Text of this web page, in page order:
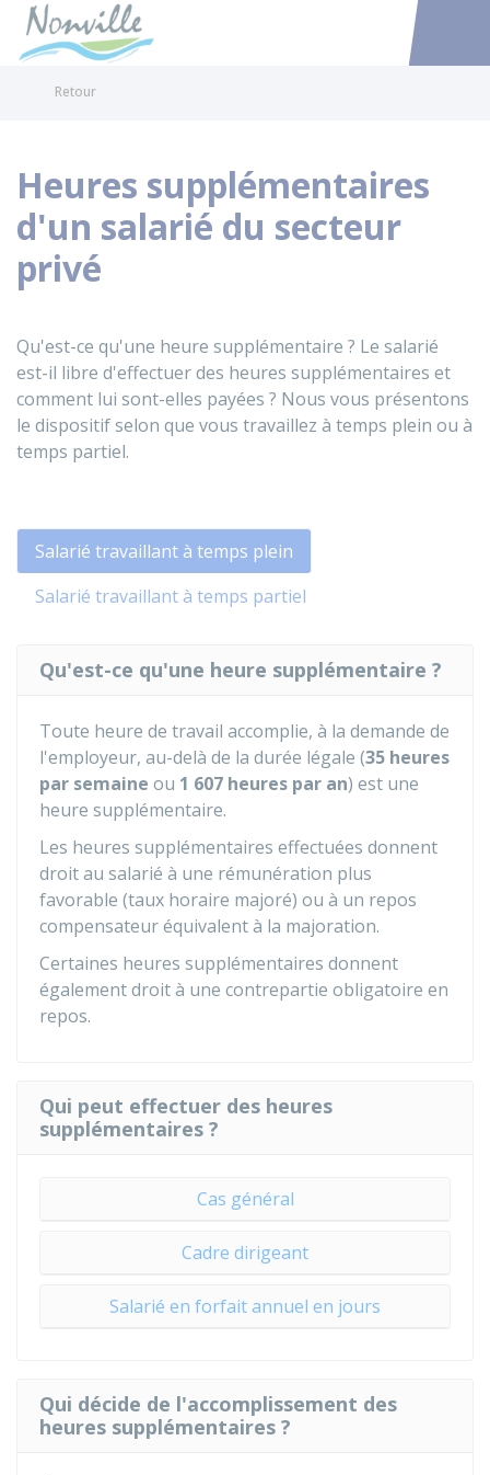
Accéder
Retour
Heures supplémentaires
d'un salarié du secteur
privé
Qu'est-ce qu'une heure supplémentaire ? Le salarié
est-il libre d'effectuer des heures supplémentaires et
comment lui sont-elles payées ? Nous vous présentons
le dispositif selon que vous travaillez à temps plein ou à
temps partiel.
Salarié travaillant à temps plein
Salarié travaillant à temps partiel
Qu'est-ce qu'une heure supplémentaire ?
Toute heure de travail accomplie, à la demande de
l'employeur, au-delà de la durée légale (35 heures
par semaine ou 1 607 heures par an) est une
heure supplémentaire.
Les heures supplémentaires effectuées donnent
droit au salarié à une rémunération plus
favorable (taux horaire majoré) ou à un repos
compensateur équivalent à la majoration.
Certaines heures supplémentaires donnent
également droit à une contrepartie obligatoire en
repos.
Qui peut effectuer des heures
supplémentaires ?
Cas général
Cadre dirigeant
Salarié en forfait annuel en jours
Qui décide de l'accomplissement des
heures supplémentaires ?